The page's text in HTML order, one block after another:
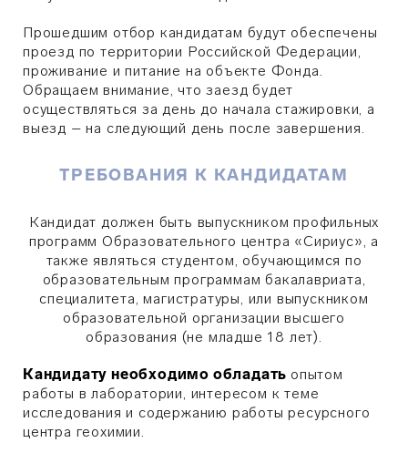
Прошедшим отбор кандидатам будут обеспечены
проезд по территории Российской Федерации,
проживание и питание на объекте Фонда.
Обращаем внимание, что заезд будет
осуществляться за день до начала стажировки, а
выезд – на следующий день после завершения.
ТРЕБОВАНИЯ К КАНДИДАТАМ
Кандидат должен быть выпускником профильных
программ Образовательного центра «Сириус», а
также являться студентом, обучающимся по
образовательным программам бакалавриата,
специалитета, магистратуры, или выпускником
образовательной организации высшего
образования (не младше 18 лет).
Кандидату необходимо обладать опытом
работы в лаборатории, интересом к теме
исследования и содержанию работы ресурсного
центра геохимии.